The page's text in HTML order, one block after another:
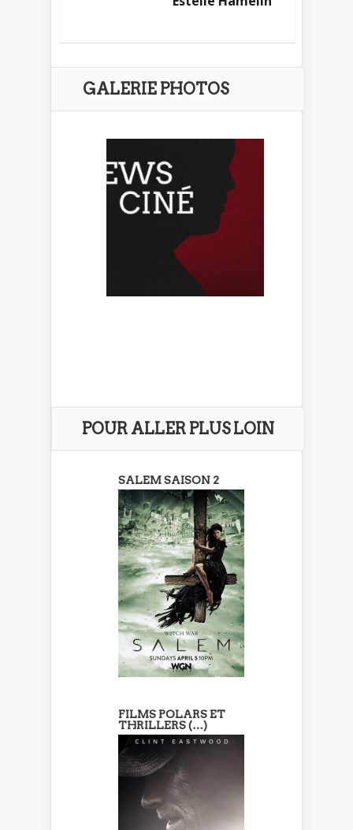
GALERIE PHOTOS
POUR ALLER PLUS LOIN
SALEM SAISON 2
FILMS POLARS ET
THRILLERS (…)